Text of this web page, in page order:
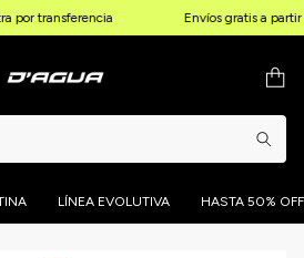
por transferencia Envíos gratis a
LÍNEA EVOLUTIVA HASTA 50% OFF